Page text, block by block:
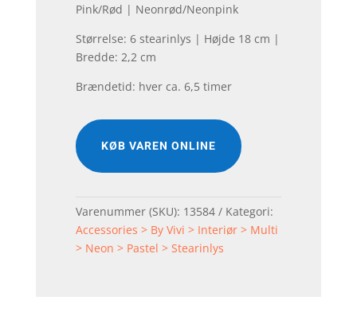
Pink/Rød | Neonrød/Neonpink
Størrelse: 6 stearinlys | Højde 18 cm |
Bredde: 2,2 cm
Brændetid: hver ca. 6,5 timer
KØB VAREN ONLINE
Varenummer (SKU): 13584
Kategori:
Accessories > By Vivi > Interiør > Multi
> Neon > Pastel > Stearinlys